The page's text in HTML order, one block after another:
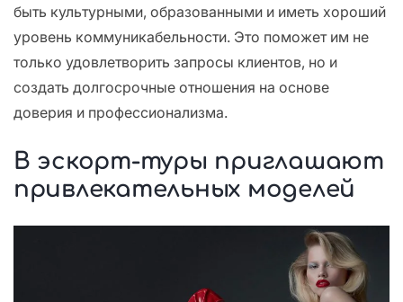
быть культурными, образованными и иметь хороший
уровень коммуникабельности. Это поможет им не
только удовлетворить запросы клиентов, но и
создать долгосрочные отношения на основе
доверия и профессионализма.
В эскорт-туры приглашают
привлекательных моделей